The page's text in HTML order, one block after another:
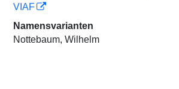
VIAF
Namensvarianten
Nottebaum, Wilhelm